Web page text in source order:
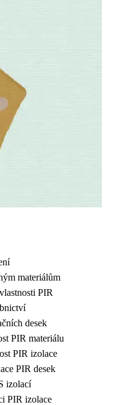
materiálům
PIR
desek
PIR materiálu
PIR izolace
PIR desek
izolací
PIR izolace